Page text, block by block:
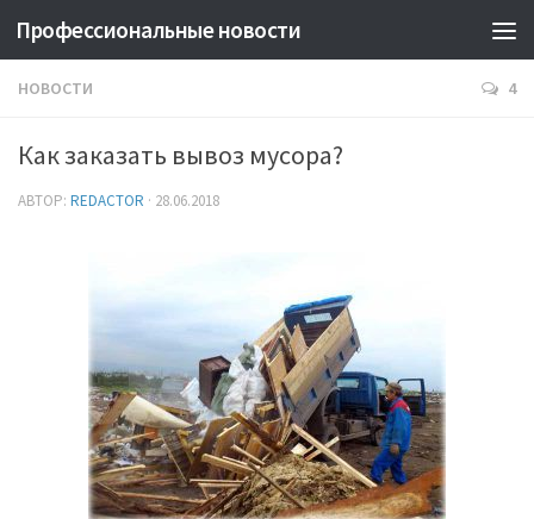
Профессиональные новости
НОВОСТИ 4
Как заказать вывоз мусора?
АВТОР: REDACTOR · 28.06.2018